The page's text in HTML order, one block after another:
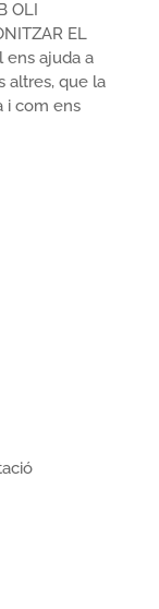
OLI
EL
ens ajuda a
altres, que la
i com ens